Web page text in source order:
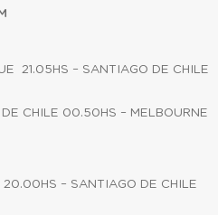
21.05HS – SANTIAGO DE CHILE
CHILE 00.50HS – MELBOURNE
– SANTIAGO DE CHILE